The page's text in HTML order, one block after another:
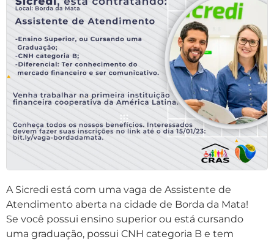
A Sicredi está com uma vaga de Assistente de
Atendimento aberta na cidade de Borda da Mata!
Se você possui ensino superior ou está cursando
uma graduação, possui CNH categoria B e tem